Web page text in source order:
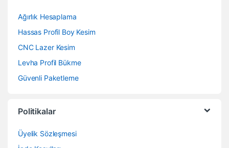
Ağırlık Hesaplama
Hassas Profil Boy Kesim
CNC Lazer Kesim
Levha Profil Bükme
Güvenli Paketleme
Politikalar
Üyelik Sözleşmesi